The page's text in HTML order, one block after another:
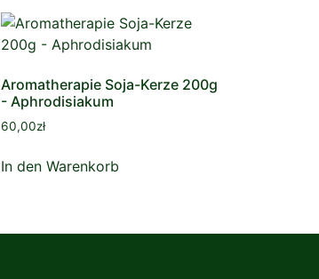
Aromatherapie Soja-Kerze 200g
- Aphrodisiakum
60,00zł
In den Warenkorb